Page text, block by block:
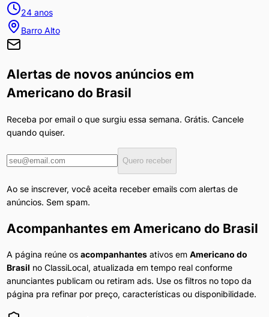
24anos
Barro Alto
Alertas de novos anúncios em
Americano do Brasil
Receba por email o que surgiu essa semana. Grátis. Cancele
quando quiser.
Quero receber
Ao se inscrever, você aceita receber emails com alertas de
anúncios. Sem spam.
Acompanhantes em Americano do Brasil
A página reúne os acompanhantesativos em Americano do
Brasil no ClassiLocal, atualizada em tempo real conforme
anunciantes publicam ou retiram ads. Use os filtros no topo da
página pra refinar por preço, características ou disponibilidade.